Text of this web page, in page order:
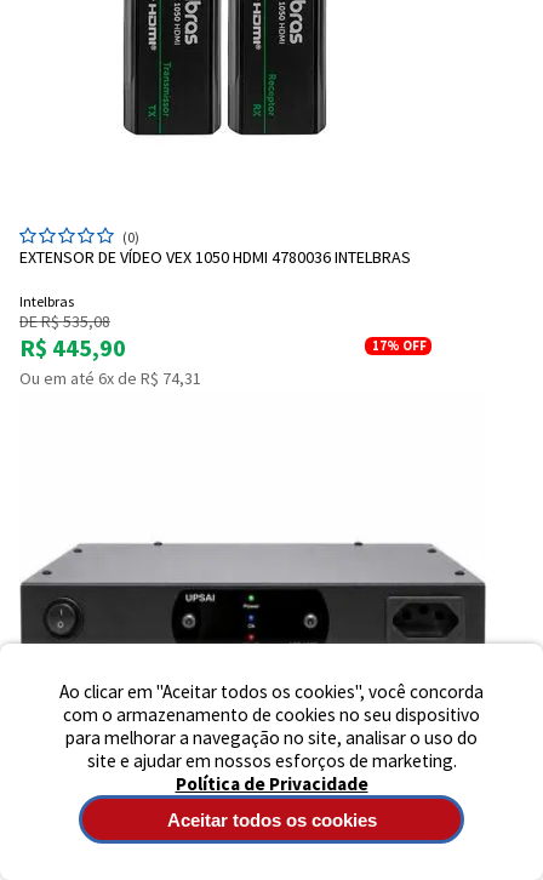
Ao clicar em "Aceitar todos os cookies", você concorda
com o armazenamento de cookies no seu dispositivo
para melhorar a navegação no site, analisar o uso do
site e ajudar em nossos esforços de marketing.
Política de Privacidade
Aceitar todos os cookies
(0)
EXTENSOR DE VÍDEO VEX 1050 HDMI 4780036 INTELBRAS
Intelbras
DE R$ 535,08
R$ 445,90 17% OFF
Ou em até 6x de R$ 74,31
E-mail
Iniciar Conversa